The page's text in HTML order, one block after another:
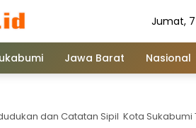
Jumat,
Jawa Barat Nasional
dan Catatan Sipil Kota Sukabumi